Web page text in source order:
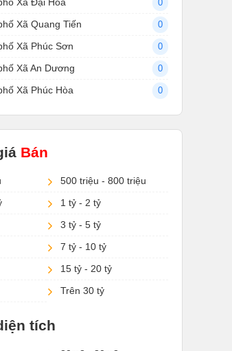
Xã Đại Hóa 0
Xã Quang Tiến 0
Xã Phúc Sơn 0
Xã An Dương 0
Xã Phúc Hòa 0
Bán
500 triệu - 800 triệu
1 tỷ - 2 tỷ
3 tỷ - 5 tỷ
7 tỷ - 10 tỷ
15 tỷ - 20 tỷ
Trên 30 tỷ
tích